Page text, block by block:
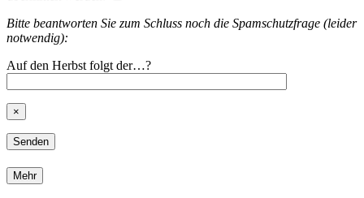
Bitte beantworten Sie zum Schluss noch die Spamschutzfrage (leider
notwendig):
Auf den Herbst folgt der…?
×
Mehr